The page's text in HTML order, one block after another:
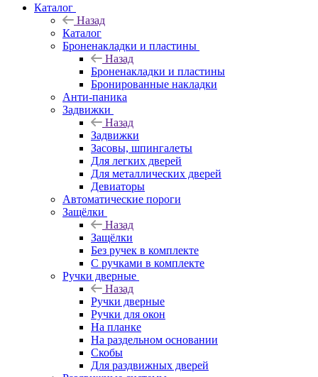
Каталог
Назад
Каталог
Броненакладки и пластины
Назад
Броненакладки и пластины
Бронированные накладки
Анти-паника
Задвижки
Назад
Задвижки
Засовы, шпингалеты
Для легких дверей
Для металлических дверей
Девиаторы
Автоматические пороги
Защёлки
Назад
Защёлки
Без ручек в комплекте
С ручками в комплекте
Ручки дверные
Назад
Ручки дверные
Ручки для окон
На планке
На раздельном основании
Скобы
Для раздвижных дверей